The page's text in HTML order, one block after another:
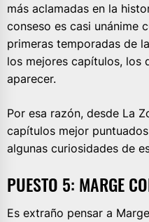
más aclamadas en la
conseso es casi unánime
primeras temporadas de
los mejores capítulos, los
aparecer.
Por esa razón, desde La
capítulos mejor
algunas curiosidades de
PUESTO 5: MARGE
Es extraño pensar a